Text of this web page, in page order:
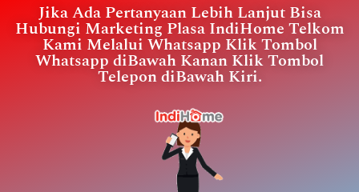
Jika Ada Pertanyaan Lebih Lanjut Bisa
Hubungi Marketing Plasa IndiHome Telkom
Kami Melalui Whatsapp Klik Tombol
Whatsapp diBawah Kanan Klik Tombol
Telepon diBawah Kiri.